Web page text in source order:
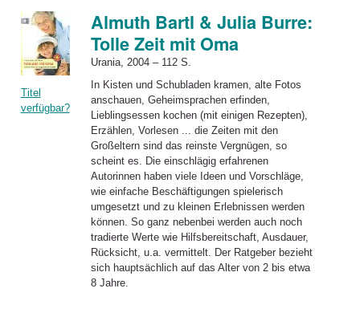
Titel
verfügbar?
Almuth Bartl & Julia Burre:
Tolle Zeit mit Oma
Urania, 2004 – 112 S.
In Kisten und Schubladen kramen, alte Fotos
anschauen, Geheimsprachen erfinden,
Lieblingsessen kochen (mit einigen Rezepten),
Erzählen, Vorlesen ... die Zeiten mit den
Großeltern sind das reinste Vergnügen, so
scheint es. Die einschlägig erfahrenen
Autorinnen haben viele Ideen und Vorschläge,
wie einfache Beschäftigungen spielerisch
umgesetzt und zu kleinen Erlebnissen werden
können. So ganz nebenbei werden auch noch
tradierte Werte wie Hilfsbereitschaft, Ausdauer,
Rücksicht, u.a. vermittelt. Der Ratgeber bezieht
sich hauptsächlich auf das Alter von 2 bis etwa
8 Jahre.